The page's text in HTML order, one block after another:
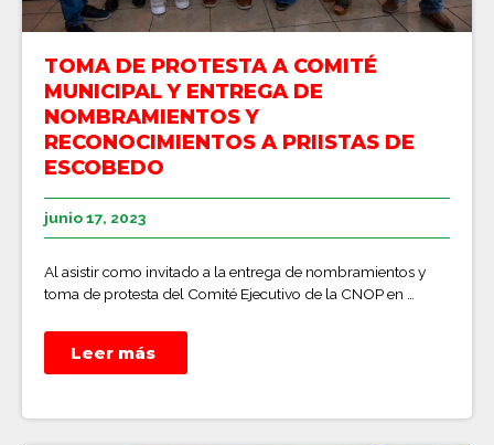
TOMA DE PROTESTA A COMITÉ
MUNICIPAL Y ENTREGA DE
NOMBRAMIENTOS Y
RECONOCIMIENTOS A PRIISTAS DE
ESCOBEDO
junio 17, 2023
Al asistir como invitado a la entrega de nombramientos y
toma de protesta del Comité Ejecutivo de la CNOP en …
Leer más